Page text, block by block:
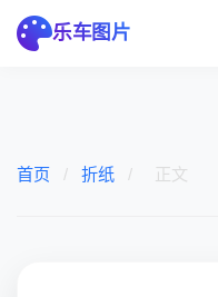
乐车图片
首页 / 折纸 / 正文